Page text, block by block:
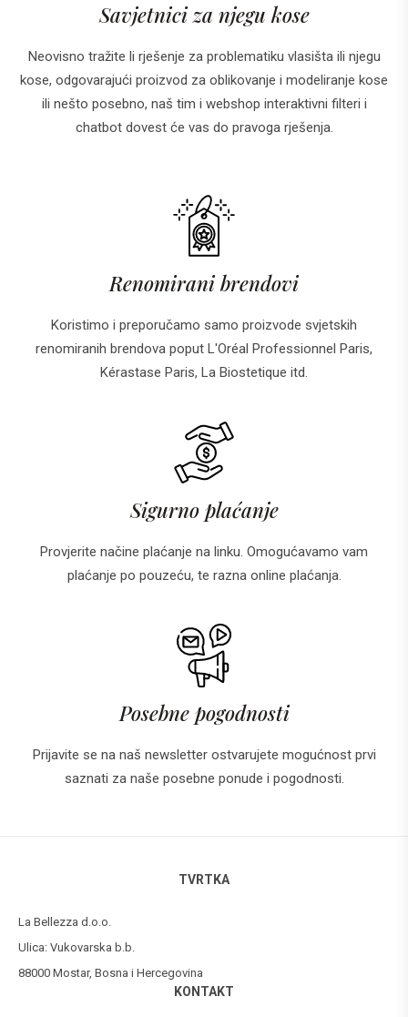
Savjetnici za njegu kose
Neovisno tražite li rješenje za problematiku vlasišta ili njegu
kose, odgovarajući proizvod za oblikovanje i modeliranje kose
ili nešto posebno, naš tim i webshop interaktivni filteri i
chatbot dovest će vas do pravoga rješenja.
Renomirani brendovi
Koristimo i preporučamo samo proizvode svjetskih
renomiranih brendova poput L'Oréal Professionnel Paris,
Kérastase Paris, La Biostetique itd.
Sigurno plaćanje
Provjerite načine plaćanje na linku. Omogućavamo vam
plaćanje po pouzeću, te razna online plaćanja.
Posebne pogodnosti
Prijavite se na naš newsletter ostvarujete mogućnost prvi
saznati za naše posebne ponude i pogodnosti.
TVRTKA
La Bellezza d.o.o.
Ulica: Vukovarska b.b.
88000 Mostar, Bosna i Hercegovina
KONTAKT